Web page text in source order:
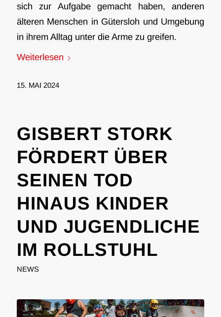
sich zur Aufgabe gemacht haben, anderen
älteren Menschen in Gütersloh und Umgebung
in ihrem Alltag unter die Arme zu greifen.
Weiterlesen
15. MAI 2024
GISBERT STORK
FÖRDERT ÜBER
SEINEN TOD
HINAUS KINDER
UND JUGENDLICHE
IM ROLLSTUHL
NEWS